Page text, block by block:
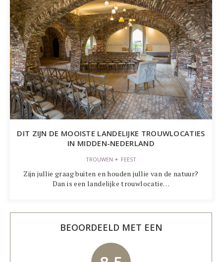
DIT ZIJN DE MOOISTE LANDELIJKE TROUWLOCATIES
IN MIDDEN-NEDERLAND
TROUWEN FEEST
Zijn jullie graag buiten en houden jullie van de natuur?
Dan is een landelijke trouwlocatie…
BEOORDEELD MET EEN